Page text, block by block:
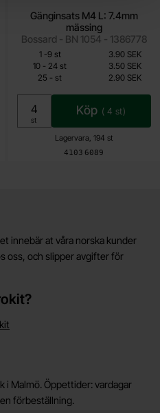
Gänginsats M4 L: 7.4mm
mässing
Bossard - BN 1054 - 1386778
Art. nr
4103 6089
Lagervara, 194 st
2.90 SEK
Inklusive 25% moms
Enhet:
st
Köp ( 4 st)
Mängdrabatt
Pris /st
1 -till
9 st
3.90 SEK
10 - till
24 st
3.50 SEK
25 - till
st 2.90 SEK
innebär at våra norska kunder
oss, och slipper avgifter för
i Malmö. Öppettider: vardagar
en förbeställning.